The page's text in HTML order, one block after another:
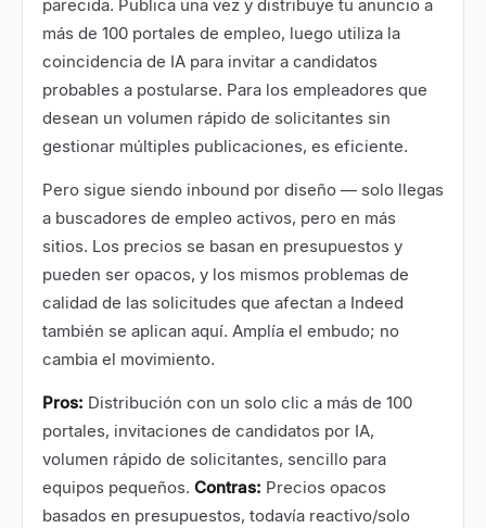
parecida. Publica una vez y distribuye tu anuncio a
más de 100 portales de empleo, luego utiliza la
coincidencia de IA para invitar a candidatos
probables a postularse. Para los empleadores que
desean un volumen rápido de solicitantes sin
gestionar múltiples publicaciones, es eficiente.
Pero sigue siendo inbound por diseño — solo llegas
a buscadores de empleo activos, pero en más
sitios. Los precios se basan en presupuestos y
pueden ser opacos, y los mismos problemas de
calidad de las solicitudes que afectan a Indeed
también se aplican aquí. Amplía el embudo; no
cambia el movimiento.
Pros: Distribución con un solo clic a más de 100
portales, invitaciones de candidatos por IA,
volumen rápido de solicitantes, sencillo para
equipos pequeños. Contras: Precios opacos
basados en presupuestos, todavía reactivo/solo